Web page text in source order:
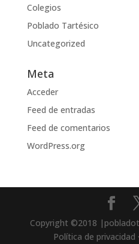
Colegios
Poblado Tartésico
Uncategorized
Meta
Acceder
Feed de entradas
Feed de comentarios
WordPress.org
Copyright ©2018
Política de privacidad